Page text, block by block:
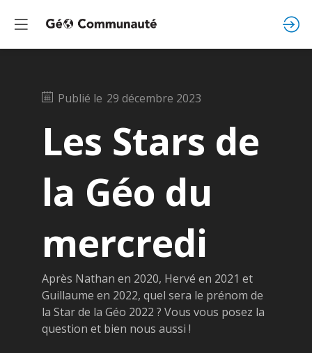
Publié le 29 décembre 2023
Les Stars de
la Géo du
mercredi
Après Nathan en 2020, Hervé en 2021 et
Guillaume en 2022, quel sera le prénom de
la Star de la Géo 2022 ? Vous vous posez la
question et bien nous aussi !